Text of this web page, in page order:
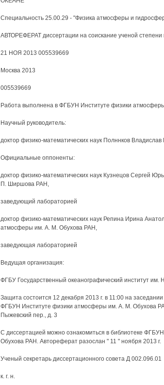
Специальность 25.00.29 - "Физика атмосферы и
АВТОРЕФЕРАТ диссертации на соискание ученой степени
21 НОЯ 2013 005539669
Москва 2013
005539669
Работа выполнена в ФГБУН Институте физики
Научный руководитель:
доктор физико-математических наук Полннков Владислав
Официальные оппоненты:
доктор физико-математических наук Кузнецов Сергей
П. Ширшова РАН,
заведующий лабораторией
доктор физико-математических наук Репина Ирина
атмосферы им. А. М. Обухова РАН,
заведующая лабораторией
Ведущая организация:
ФГБУ Государственный океанографический институт им.
Защита состоится 12 декабря 2013 г. в 11:00 на
ФГБУН Институте физики атмосферы им. А. М. Обухова
Пыжевский пер., д. 3
С диссертацией можно ознакомиться в библиотеке
Обухова РАН. Автореферат разослан " 11 " ноября 2013 г.
Ученый секретарь диссертационного совета Д 002.096.01
к. г. н.